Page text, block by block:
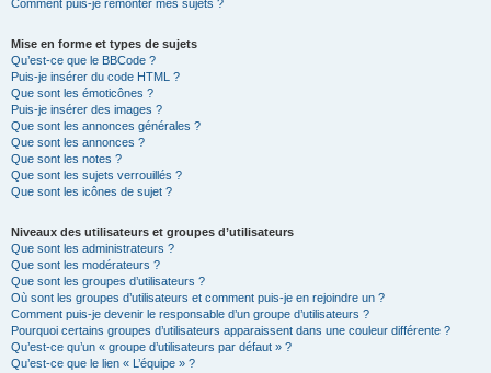
Comment puis-je remonter mes sujets ?
Mise en forme et types de sujets
Qu’est-ce que le BBCode ?
Puis-je insérer du code HTML ?
Que sont les émoticônes ?
Puis-je insérer des images ?
Que sont les annonces générales ?
Que sont les annonces ?
Que sont les notes ?
Que sont les sujets verrouillés ?
Que sont les icônes de sujet ?
Niveaux des utilisateurs et groupes d’utilisateurs
Que sont les administrateurs ?
Que sont les modérateurs ?
Que sont les groupes d’utilisateurs ?
Où sont les groupes d’utilisateurs et comment puis-je en rejoindre un ?
Comment puis-je devenir le responsable d’un groupe d’utilisateurs ?
Pourquoi certains groupes d’utilisateurs apparaissent dans une couleur différente ?
Qu’est-ce qu’un « groupe d’utilisateurs par défaut » ?
Qu’est-ce que le lien « L’équipe » ?